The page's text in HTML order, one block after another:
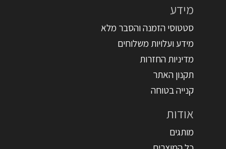
מידע
סטטוסי הזמנה והסבר מלא
מידע ועלויות משלוחים
מדיניות החזרות
תקנון האתר
קנייה בטוחה
אודות
מותגים